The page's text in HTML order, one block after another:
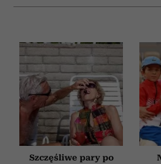
Szczęśliwe pary po